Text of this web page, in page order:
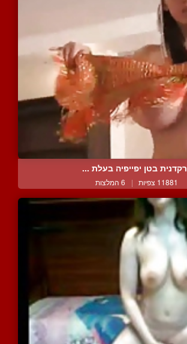
רקדנית בטן יפייפיה בעלת ...
11881 צפיות | 6 המלצות